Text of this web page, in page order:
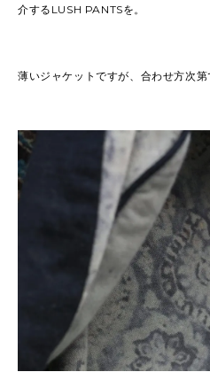
介するLUSH PANTSを。
薄いジャケットですが、合わせ方次第